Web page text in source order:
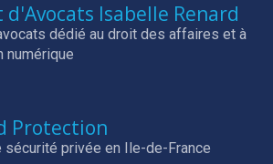
d'Avocats Isabelle Renard
dédié au droit des affaires et à
numérique
Protection
sécurité privée en Ile-de-France